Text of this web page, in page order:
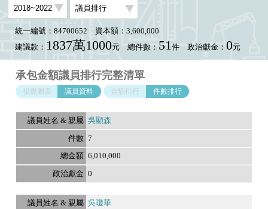
統一編號：84700652
資本額：3,600,000
建議款： 1837萬1000元 總件數： 51件 政治獻金： 0元
承包金額議員排行完整清單
視覺圖表 議員資料 金額排行 件數排行
吳顯森
7
6,010,000
0
吳瓊華